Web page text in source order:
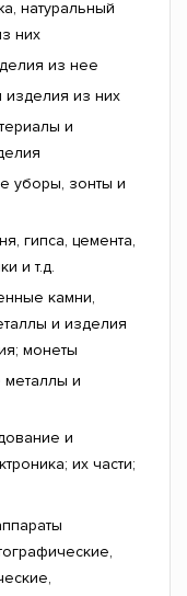
натуральный
них
из нее
изделия из них
и
уборы, зонты и
гипса, цемента,
и т.д.
камни,
и изделия
монеты
металлы и
и
их части;